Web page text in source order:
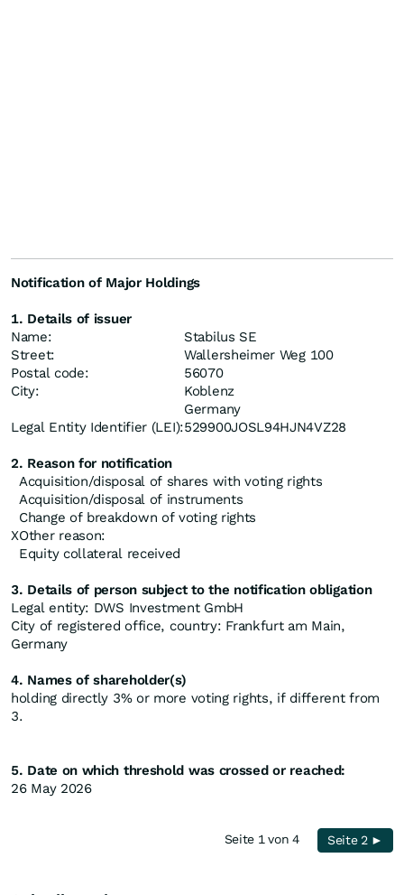
Notification of Major Holdings
1. Details of issuer
Name:
Stabilus SE
Street:
Wallersheimer Weg 100
Postal code:
56070
City:
Koblenz
Germany
Legal Entity Identifier (LEI):529900JOSL94HJN4VZ28
2. Reason for notification
Acquisition/disposal of shares with voting rights
Acquisition/disposal of instruments
Change of breakdown of voting rights
XOther reason:
Equity collateral received
3. Details of person subject to the notification obligation
Legal entity: DWS Investment GmbH
City of registered office, country: Frankfurt am Main,
Germany
4. Names of shareholder(s)
holding directly 3% or more voting rights, if different from
3.
5. Date on which threshold was crossed or reached:
26 May 2026
Seite 1 von 4 Seite 2 ►